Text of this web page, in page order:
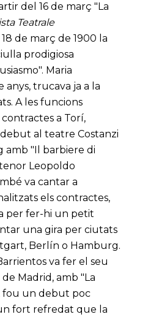
del 16 de març "La
Teatrale
de març de 1900 la
prodigiosa
Maria
anys, trucava ja a la
A les funcions
a Torí,
al teatre Costanzi
amb "Il barbiere di
Leopoldo
va cantar a
els contractes,
per fer-hi un petit
una gira per ciutats
Berlín o Hamburg.
va fer el seu
Madrid, amb "La
fou un debut poc
fort refredat que la